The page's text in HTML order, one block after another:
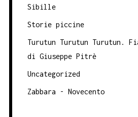
Sibille
Storie piccine
Turutun Turutun Turutun.
di Giuseppe Pitrè
Uncategorized
Zabbara - Novecento